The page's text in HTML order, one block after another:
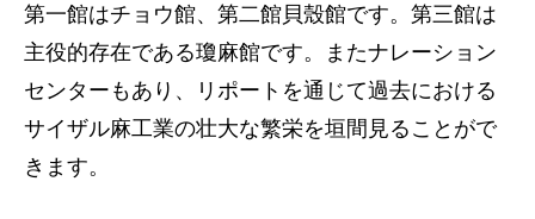
第一館はチョウ館、第二館貝殼館です。第三館は
主役的存在である瓊麻館です。またナレーション
センターもあり、リポートを通じて過去における
サイザル麻工業の壮大な繁栄を垣間見ることがで
きます。